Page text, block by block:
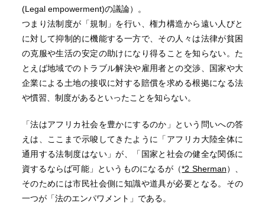
(Legal empowerment)の議論）。
つまり法制度が「規制」を行い、権力構造から遠い人びと
に対して抑制的に機能する一方で、その人々は法律が貧困
の克服や生活の安定の助けになり得ることを知らない。た
とえば地域でのトラブル解決や雇用者との交渉、国家や大
企業による土地の接収に対する賠償を求める根拠になる法
や慣習、制度があるといったことを知らない。
「法はアフリカ社会を豊かにするのか」という問いへの答
えは、ここまで示唆してきたように「アフリカ大陸全体に
通用する法制度はない」が、「国家と社会の健全な関係に
資するならば可能」というものになるが（*2 Sherman）、
そのためには市民社会側に知識や道具が必要となる。その
一つが「法のエンパワメント」である。